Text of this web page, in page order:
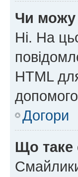
Чи можу
Ні. На
HTML
Догори
Що таке